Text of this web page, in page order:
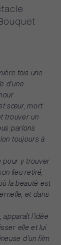
fois une
d’une
sœur, mort
trouver un
parlons
toujours à
pour y trouver
lieu retiré,
la beauté est
et dans
apparaît l’idée
elle et lui
d’un film